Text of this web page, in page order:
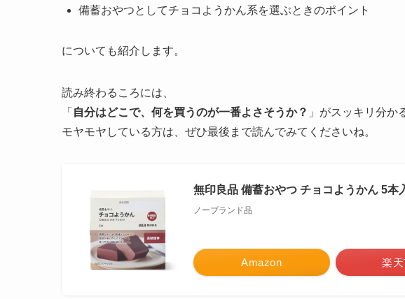
備蓄おやつとしてチョコようかん系を選ぶときのポイント
についても紹介します。
読み終わるころには、
「 自分はどこで、何を買うのが一番よさそうか？ 」がスッキリ分か
モヤモヤしている方は、ぜひ最後まで読んでみてくださいね。
無印良品 備蓄おやつ チョコようかん 5本
ノーブランド品
Amazon 楽